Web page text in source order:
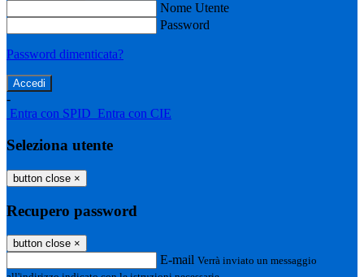
Nome Utente
Password
Password dimenticata?
-
Entra con SPID Entra con CIE
Seleziona utente
button close ×
Recupero password
button close ×
E-mail Verrà inviato un messaggio